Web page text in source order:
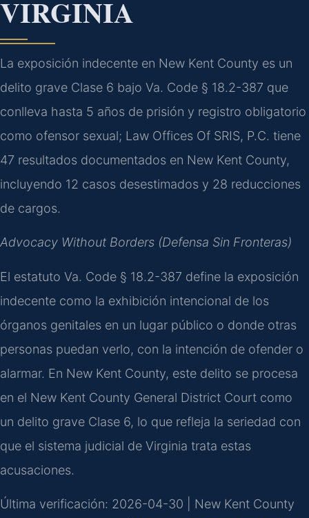
VIRGINIA
La exposición indecente en New Kent County es un
delito grave Clase 6 bajo Va. Code § 18.2-387 que
conlleva hasta 5 años de prisión y registro obligatorio
como ofensor sexual; Law Offices Of SRIS, P.C. tiene
47 resultados documentados en New Kent County,
incluyendo 12 casos desestimados y 28 reducciones
de cargos.
Advocacy Without Borders (Defensa Sin Fronteras)
El estatuto Va. Code § 18.2-387 define la exposición
indecente como la exhibición intencional de los
órganos genitales en un lugar público o donde otras
personas puedan verlo, con la intención de ofender o
alarmar. En New Kent County, este delito se procesa
en el New Kent County General District Court como
un delito grave Clase 6, lo que refleja la seriedad con
que el sistema judicial de Virginia trata estas
acusaciones.
Última verificación: 2026-04-30 | New Kent County